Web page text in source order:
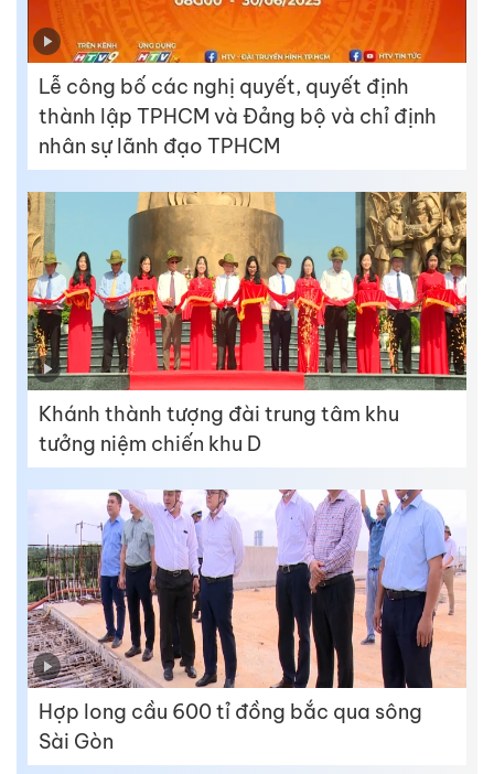
Lễ công bố các nghị quyết, quyết định
thành lập TPHCM và Đảng bộ và chỉ định
nhân sự lãnh đạo TPHCM
Khánh thành tượng đài trung tâm khu
tưởng niệm chiến khu D
Hợp long cầu 600 tỉ đồng bắc qua sông
Sài Gòn